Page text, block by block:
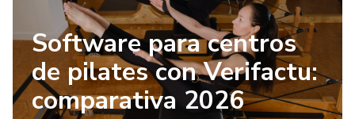
Software para centros
de pilates con Verifactu:
comparativa 2026